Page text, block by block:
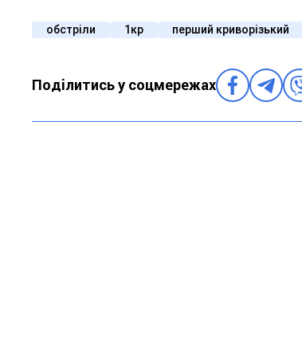
обстріли 1кр перший криворізький
Поділитись у соцмережах